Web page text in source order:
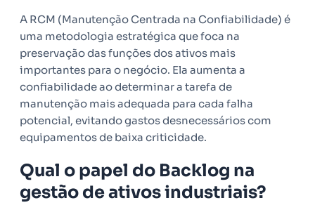
A RCM (Manutenção Centrada na Confiabilidade) é
uma metodologia estratégica que foca na
preservação das funções dos ativos mais
importantes para o negócio. Ela aumenta a
confiabilidade ao determinar a tarefa de
manutenção mais adequada para cada falha
potencial, evitando gastos desnecessários com
equipamentos de baixa criticidade.
Qual o papel do Backlog na
gestão de ativos industriais?